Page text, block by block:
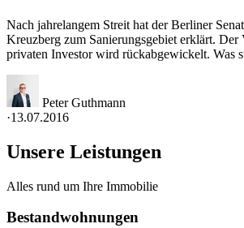
Nach jahrelangem Streit hat der Berliner
Kreuzberg zum Sanierungsgebiet erklärt. Der
privaten Investor wird rückabgewickelt. Was
Peter Guthmann
·13.07.2016
Unsere Leistungen
Alles rund um Ihre Immobilie
Bestandwohnungen